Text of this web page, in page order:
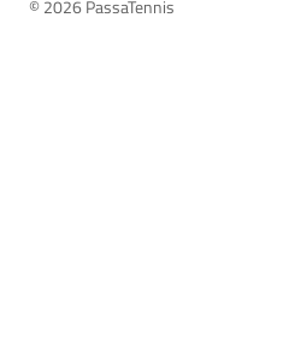
© 2026 PassaTennis